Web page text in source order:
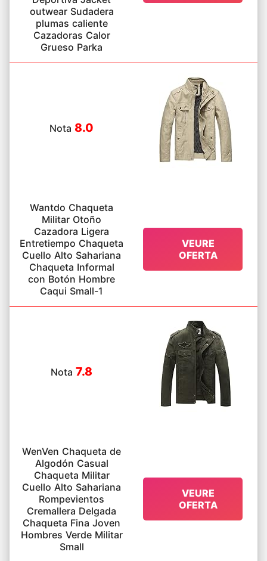
outwear Sudadera
plumas caliente
Cazadoras Calor
Grueso Parka
Nota 8.0
Wantdo Chaqueta
Militar Otoño
Cazadora Ligera
Entretiempo Chaqueta
Cuello Alto Sahariana
Chaqueta Informal
con Botón Hombre
Caqui Small-1
VEURE
OFERTA
Nota 7.8
WenVen Chaqueta de
Algodón Casual
Chaqueta Militar
Cuello Alto Sahariana
Rompevientos
Cremallera Delgada
Chaqueta Fina Joven
Hombres Verde Militar
Small
VEURE
OFERTA